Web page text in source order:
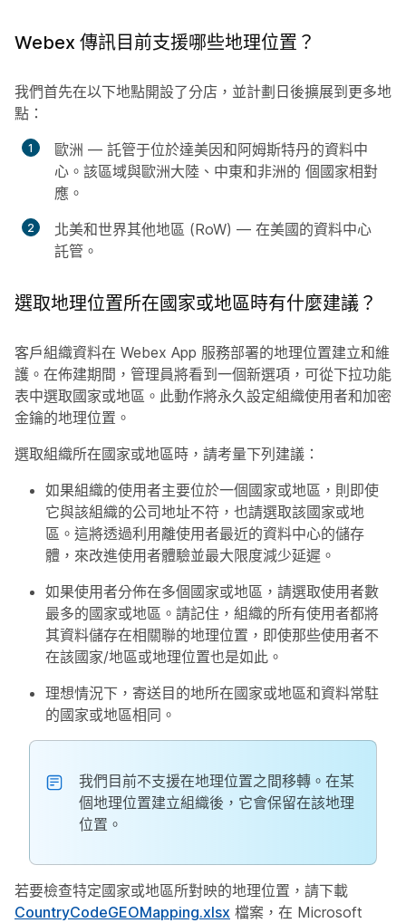
Webex 傳訊目前支援哪些地理位置？
我們首先在以下地點開設了分店，並計劃日後擴展到更多地
點：
歐洲 — 託管于位於達美因和阿姆斯特丹的資料中
心。該區域與歐洲大陸、中東和非洲的 個國家相對
應。
北美和世界其他地區 (RoW) — 在美國的資料中心
託管。
選取地理位置所在國家或地區時有什麼建議？
客戶組織資料在 Webex App 服務部署的地理位置建立和維
護。在佈建期間，管理員將看到一個新選項，可從下拉功能
表中選取國家或地區。此動作將永久設定組織使用者和加密
金鑰的地理位置。
選取組織所在國家或地區時，請考量下列建議：
如果組織的使用者主要位於一個國家或地區，則即使
它與該組織的公司地址不符，也請選取該國家或地
區。這將透過利用離使用者最近的資料中心的儲存
體，來改進使用者體驗並最大限度減少延遲。
如果使用者分佈在多個國家或地區，請選取使用者數
最多的國家或地區。請記住，組織的所有使用者都將
其資料儲存在相關聯的地理位置，即使那些使用者不
在該國家/地區或地理位置也是如此。
理想情況下，寄送目的地所在國家或地區和資料常駐
的國家或地區相同。
我們目前不支援在地理位置之間移轉。在某
個地理位置建立組織後，它會保留在該地理
位置。
若要檢查特定國家或地區所對映的地理位置，請下載
CountryCodeGEOMapping.xlsx 檔案，在 Microsoft